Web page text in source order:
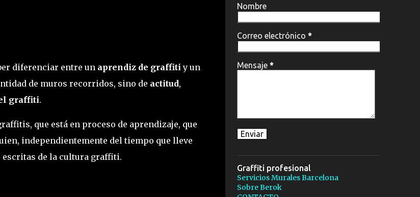
diferenciar entre un aprendiz de graffiti y un
de muros recorridos, sino de actitud,
graffiti.
que está en proceso de aprendizaje, que
independientemente del tiempo que lleve
de la cultura graffiti.
Nombre
Correo electrónico *
Mensaje *
Graffiti profesional
Servicios Murales Barcelona
Sobre Berok